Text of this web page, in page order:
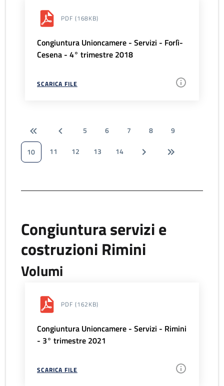
PDF (168KB)
Congiuntura Unioncamere - Servizi - Forlì-
Cesena - 4° trimestre 2018
SCARICA FILE
5 6 7 8
9
10
11 12 13 14
Congiuntura servizi e
costruzioni Rimini
Volumi
PDF (162KB)
Congiuntura Unioncamere - Servizi - Rimini
- 3° trimestre 2021
SCARICA FILE